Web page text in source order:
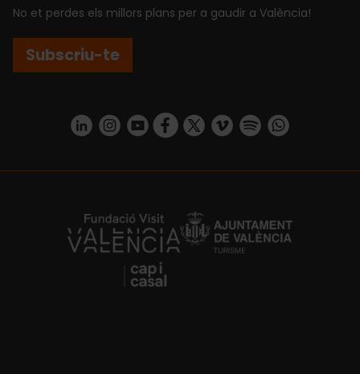
No et perdes els millors plans per a gaudir a València!
Subscriu-te
https://www.linkedin.com/company/turismo-valencia/mycompany/
https://www.instagram.com/visit_valencia/
https://www.youtube.com/user/
https://www.facebook.com/
https://twitter.com/
https://vimeo.com/
https://https://api.whatsapp.com/
https://fundacion.visitvalencia.com/